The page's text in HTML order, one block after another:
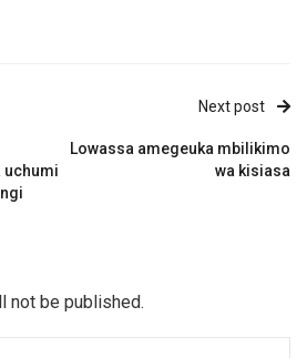
uchumi
Next post
Lowassa amegeuka mbilikimo
wa kisiasa
not be published.